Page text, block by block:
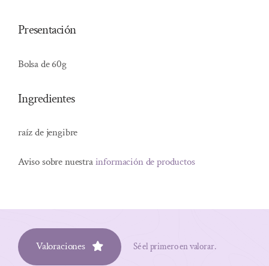
Presentación
Bolsa de 60g
Ingredientes
raíz de jengibre
Aviso sobre nuestrainformación de productos
Valoraciones Sé el primero en valorar.